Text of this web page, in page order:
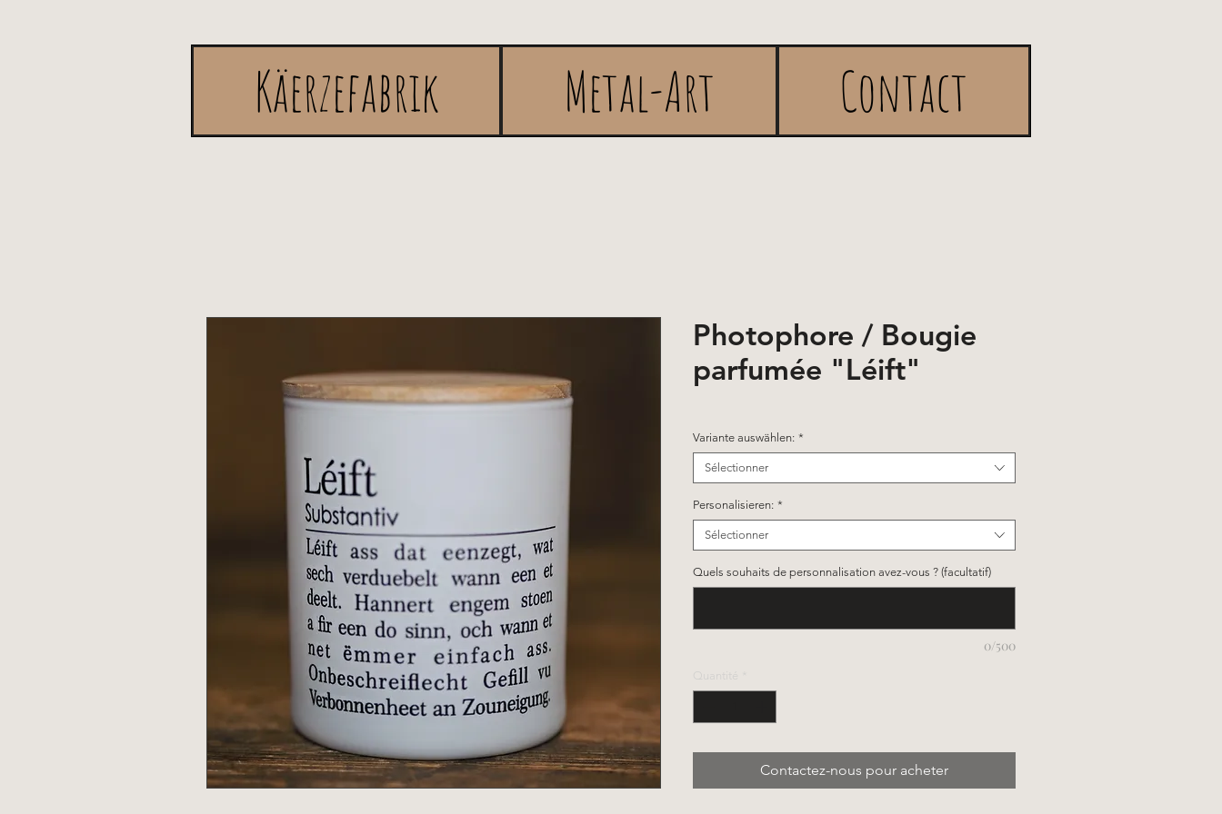
Käerzefabrik Metal-Art Contact
Photophore / Bougie
parfumée "Léift"
Variante auswählen: *
Sélectionner
Personalisieren: *
Sélectionner
Quels souhaits de personnalisation avez-vous ? (facultatif)
0/500
Quantité
Contactez-nous pour acheter